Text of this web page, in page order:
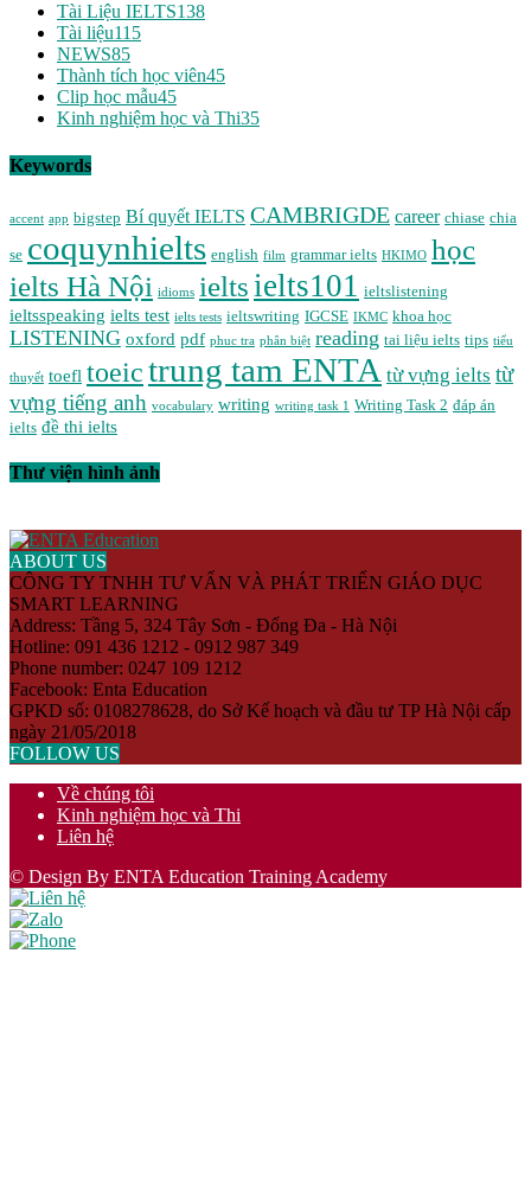
Tài Liệu IELTS138
Tài liệu115
NEWS85
Thành tích học viên45
Clip học mẫu45
Kinh nghiệm học và Thi35
Keywords
accent app bigstep Bí quyết IELTS CAMBRIGDE career chiase chia
se coquynhielts english film grammar ielts HKIMO học
ielts Hà Nội idioms ielts ielts101 ieltslistening
ieltsspeaking ielts test ielts tests ieltswriting IGCSE IKMC khoa học
LISTENING oxford pdf phuc tra phân biệt reading tai liệu ielts tips tiểu
thuyết toefl toeictrung tam ENTA từ vựng ielts từ
vựng tiếng anh vocabulary writing writing task 1 Writing Task 2 đáp án
ielts đề thi ielts
Thư viện hình ảnh
ABOUT US
CÔNG TY TNHH TƯ VẤN VÀ PHÁT TRIỂN GIÁO DỤC
SMART LEARNING
Address: Tầng 5, 324 Tây Sơn - Đống Đa - Hà Nội
Hotline: 091 436 1212 - 0912 987 349
Phone number: 0247 109 1212
Facebook: Enta Education
GPKD số: 0108278628, do Sở Kế hoạch và đầu tư TP Hà Nội cấp
ngày 21/05/2018
FOLLOW US
Về chúng tôi
Kinh nghiệm học và Thi
Liên hệ
© Design By ENTA Education Training Academy